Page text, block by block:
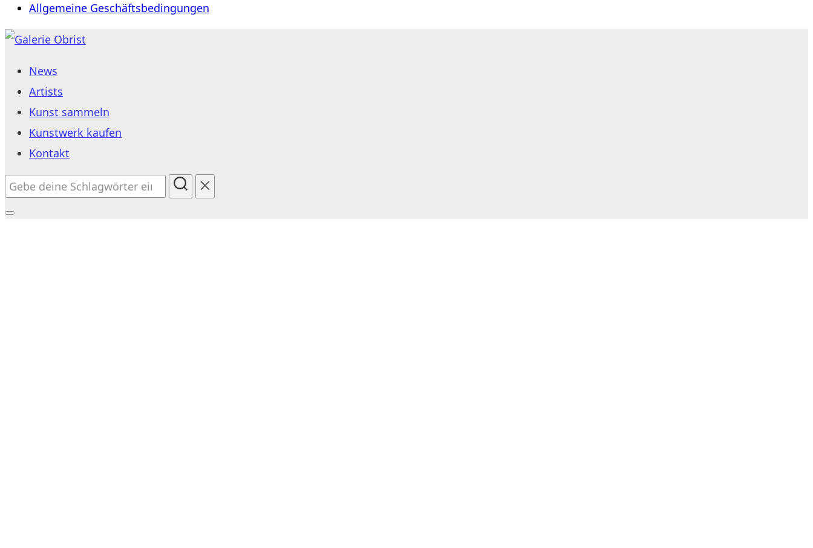
Allgemeine Geschäftsbedingungen
Zum
springen
News
Artists
Kunst sammeln
Kunstwerk kaufen
Kontakt
Suchen